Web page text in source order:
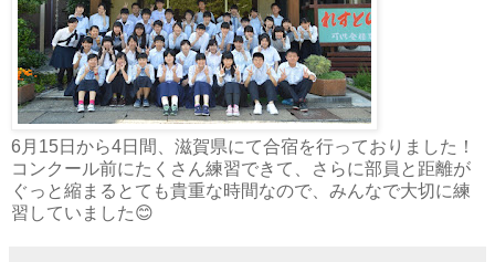
6月15日から4日間、滋賀県にて合宿を行っておりました！
コンクール前にたくさん練習できて、さらに部員と距離が
ぐっと縮まるとても貴重な時間なので、みんなで大切に練
習していました😊